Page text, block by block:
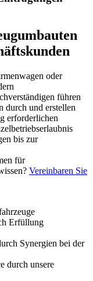
oder
führen
durch und erstellen
erforderlichen
bis zur
für
Vereinbaren Sie
Erfüllung
Synergien bei der
durch unsere